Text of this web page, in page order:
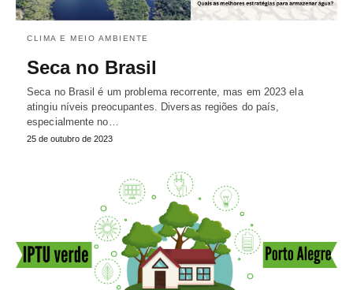
CLIMA E MEIO AMBIENTE
Seca no Brasil
Seca no Brasil é um problema recorrente, mas em 2023 ela
atingiu níveis preocupantes. Diversas regiões do país,
especialmente no…
25 de outubro de 2023